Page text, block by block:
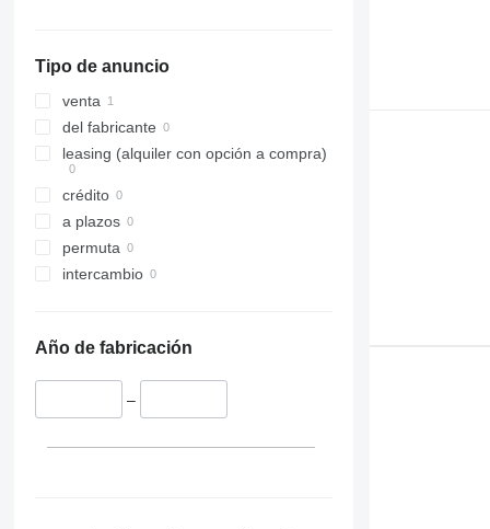
Tipo de anuncio
venta
del fabricante
leasing (alquiler con opción a compra)
crédito
a plazos
permuta
intercambio
Año de fabricación
–